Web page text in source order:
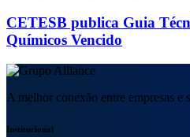
CETESB publica Guia
Químicos Vencido
A melhor conexão entre empresas e
Institucional